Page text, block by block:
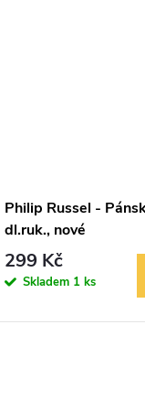
Philip Russel -
dl.ruk., nové
299 Kč
Skladem 1 ks